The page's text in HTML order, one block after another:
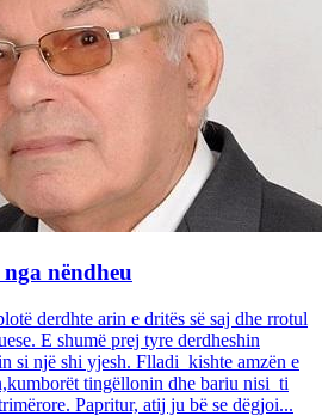
nëndheu
derdhte arin e dritës së saj dhe rrotul
E shumë prej tyre derdheshin
si një shi yjesh. Flladi kishte amzën e
tingëllonin dhe bariu nisi ti
Papritur, atij ju bë se dëgjoi...